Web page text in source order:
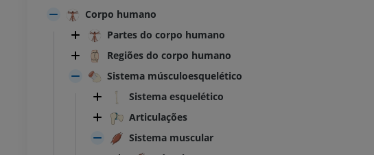
Corpo humano
Partes do corpo humano
Regiões do corpo humano
Sistema músculoesquelético
Sistema esquelético
Articulações
Sistema muscular